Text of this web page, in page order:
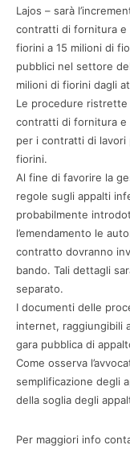
Lajos – sarà
contratti di fornitura e
fiorini a 15 milioni di
pubblici nel settore
milioni di fiorini dagli
Le procedure
contratti di fornitura e
per i contratti di lavori
fiorini.
Al fine di favorire la
regole sugli appalti
probabilmente
l’emendamento le
contratto dovranno
bando. Tali dettagli
separato.
I documenti delle
internet, raggiungibili
gara pubblica di
Come osserva
semplificazione degli
della soglia degli
Per maggiori info